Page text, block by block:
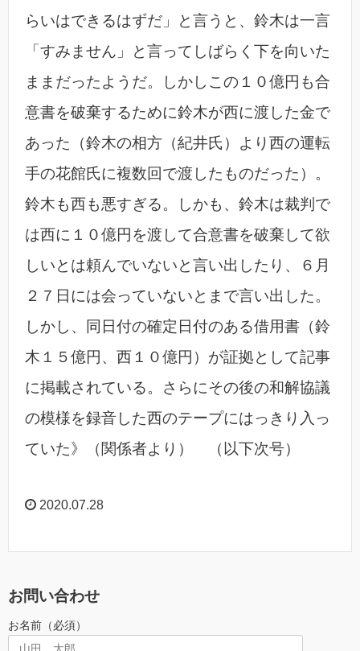
らいはできるはずだ」と言うと、鈴木は一言
「すみません」と言ってしばらく下を向いた
ままだったようだ。しかしこの１０億円も合
意書を破棄するために鈴木が西に渡した金で
あった（鈴木の相方（紀井氏）より西の運転
手の花館氏に複数回で渡したものだった）。
鈴木も西も悪すぎる。しかも、鈴木は裁判で
は西に１０億円を渡して合意書を破棄して欲
しいとは頼んでいないと言い出したり、６月
２７日には会っていないとまで言い出した。
しかし、同日付の確定日付のある借用書（鈴
木１５億円、西１０億円）が証拠として記事
に掲載されている。さらにその後の和解協議
の模様を録音した西のテープにはっきり入っ
ていた》（関係者より） （以下次号）
2020.07.28
お問い合わせ
お名前（必須）